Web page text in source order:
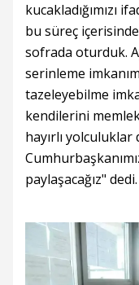
kucakladığımızı
bu süreç
sofrada oturduk.
serinleme
tazeleyebilme
kendilerini
hayırlı yolculuklar
paylaşacağız" dedi.